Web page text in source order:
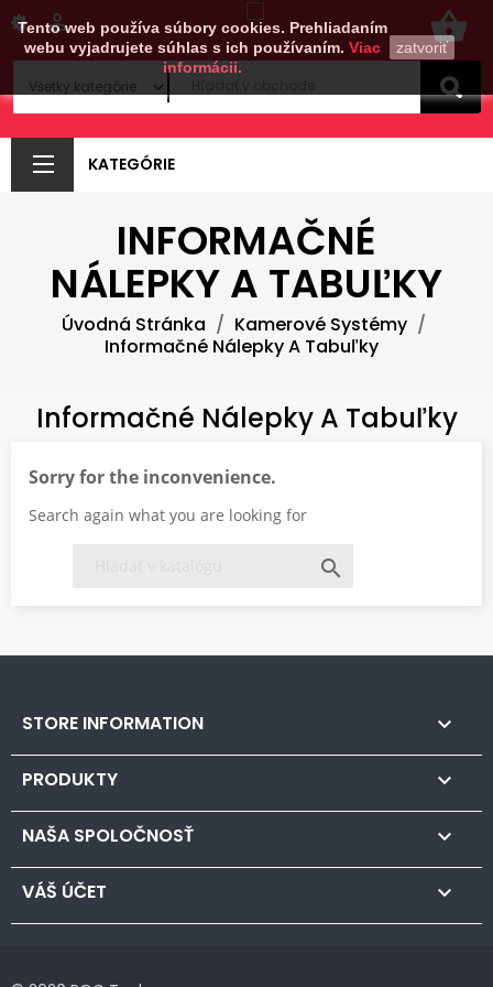
Tento web používa súbory cookies. Prehliadaním
webu vyjadrujete súhlas s ich používaním. Viac
informácii.
zatvoriť
shopping_basket

KATEGÓRIE
INFORMAČNÉ
NÁLEPKY A TABUĽKY
Úvodná Stránka
Kamerové Systémy
Informačné Nálepky A Tabuľky
Informačné Nálepky A Tabuľky
Sorry for the inconvenience.
Search again what you are looking for

STORE INFORMATION 
PRODUKTY 
NAŠA SPOLOČNOSŤ 
VÁŠ ÚČET 